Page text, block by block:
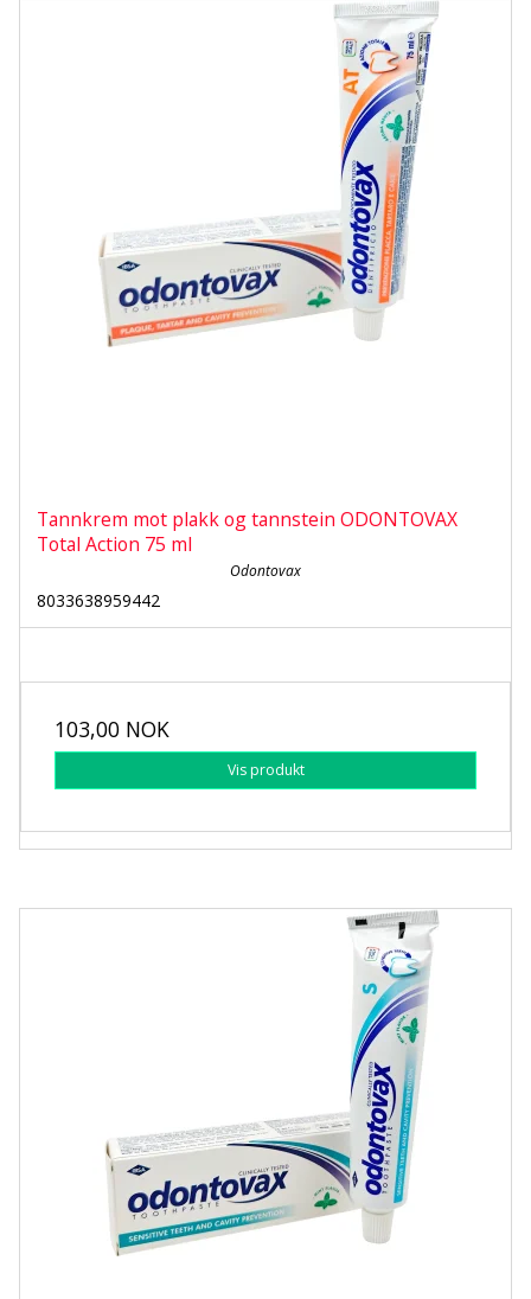
Tannkrem mot plakk og tannstein ODONTOVAX
Total Action 75 ml
Odontovax
8033638959442
103,00 NOK
Vis produkt